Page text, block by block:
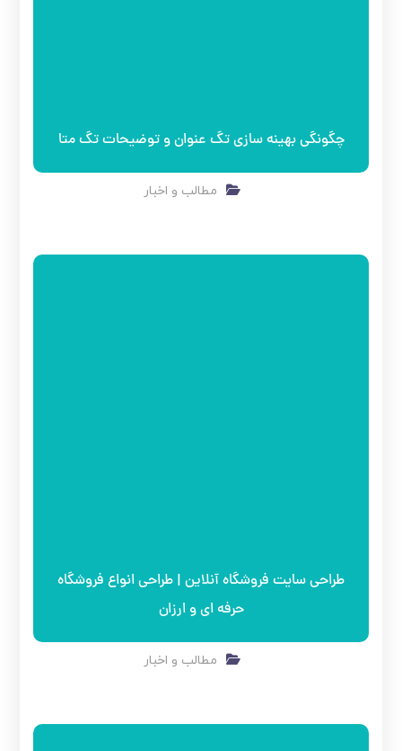
چگونگی بهینه سازی تگ عنوان و توضیحات تگ متا
مطالب و اخبار
طراحی سایت فروشگاه آنلاین | طراحی انواع فروشگاه
حرفه ای و ارزان
مطالب و اخبار